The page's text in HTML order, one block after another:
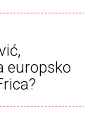
europsko